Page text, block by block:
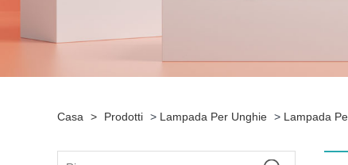
Casa > Prodotti > Lampada Per Unghie > Lampada